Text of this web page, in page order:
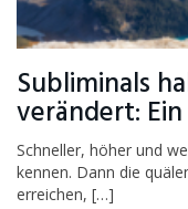
Subliminals
verändert:
Schneller, höher und
kennen. Dann die
erreichen, […]